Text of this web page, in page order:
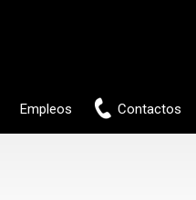
Empleos Contactos